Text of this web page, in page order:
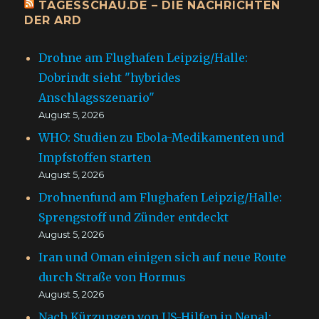
TAGESSCHAU.DE – DIE NACHRICHTEN
DER ARD
Drohne am Flughafen Leipzig/Halle:
Dobrindt sieht "hybrides
Anschlagsszenario"
August 5, 2026
WHO: Studien zu Ebola-Medikamenten und
Impfstoffen starten
August 5, 2026
Drohnenfund am Flughafen Leipzig/Halle:
Sprengstoff und Zünder entdeckt
August 5, 2026
Iran und Oman einigen sich auf neue Route
durch Straße von Hormus
August 5, 2026